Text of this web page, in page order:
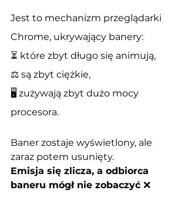
Jest to mechanizm przeglądarki
Chrome, ukrywający banery:
⏳ które zbyt długo się animują,
⚖️ są zbyt ciężkie,
🖥 zużywają zbyt dużo mocy
procesora.
Baner zostaje wyświetlony, ale
zaraz potem usunięty.
Emisja się zlicza, a odbiorca
baneru mógł nie zobaczyć ❌